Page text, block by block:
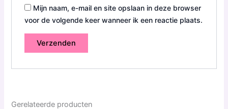
Mijn naam, e-mail en site opslaan in deze browser
voor de volgende keer wanneer ik een reactie plaats.
Gerelateerde producten